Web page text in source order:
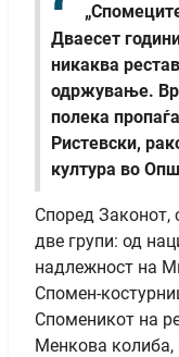
Дваесет
никаква
одржување.
полека
Ристевски,
култура во
Според Законот,
две групи: од
надлежност на
Спомен-
Споменикот на
Менкова